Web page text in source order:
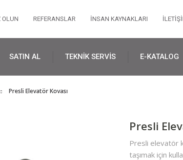
OLUN REFERANSLAR İNSAN KAYNAKLARI
SATIN AL TEKNİK SERVİS E-KATALOG
Presli Elevatör Kovası
Presli
Presli elevatör
taşımak için